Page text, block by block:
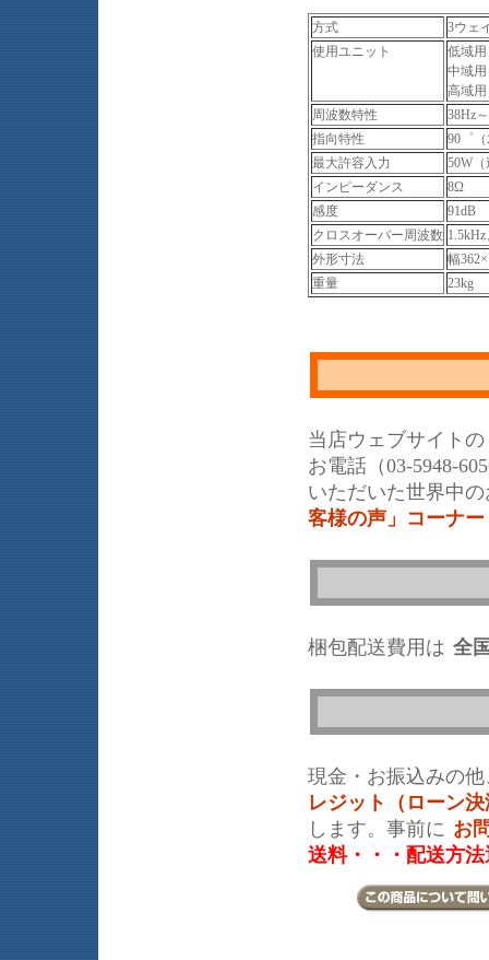
方式
3ウェ
使用ユニット
低域用
中域用
高域用
周波数特性
38Hz
指向特性
90゜
最大許容入力
50W
インピーダンス
8Ω
感度
91dB
クロスオーバー周波数
外形寸法
幅
重量
23kg
当店ウェブサイトの
お電話（03-5948-
いただいた世界中
客様の声」コーナー
梱包配送費用は 全
現金・お振込みの他
レジット（ローン決
します。事前に お
送料・・・配送方